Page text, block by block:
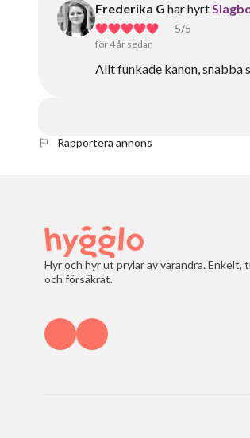
Frederika G har hyrt
5/5
för 4 år sedan
Allt funkade kanon, snabba
Rapportera annons
Hyr och hyr ut prylar av varandra. Enkelt,
och försäkrat.